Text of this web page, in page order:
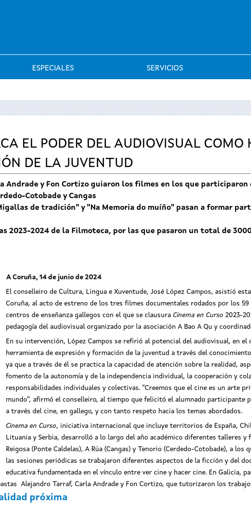
ESPECIALES SERVICIOS
EL PODER DEL AUDIOVISUAL COMO
DE LA JUVENTUD
Andrade y Fon Cortizo guiaron los filmes en los que
Cotobade y Cangas
de tradición" y "Na Memoria do muíño" pasan a formar
2023-2024 de la Filmoteca, por las que pasaron un total de
A Coruña, 14 de junio de 2024
El conselleiro de Cultura, Lingua e Xuventude, José López Campos, asistió
Coruña, al acto de estreno de los tres filmes documentales rodados por los 59
centros de enseñanza gallegos con el que se clausura Cinema en Curso 2023-
pedagogía del audiovisual organizado por la asociación A Bao A Qu y
En su intervención, López Campos se refirió al potencial del audiovisual, en el
herramienta de expresión y formación de la juventud a través del
ya que a través de él se practica la capacidad de atención sobre la realidad,
fomento de la autonomía y de la independencia individual, la cooperación y
responsabilidades individuales y colectivas. "Creemos que el cine es un arte
mundo", afirmó el conselleiro, al tiempo que felicitó el alumnado participante
a través del cine, en gallego, y con tanto respeto hacia los temas abordados.
Cinema en Curso, iniciativa internacional que incluye territorios de España,
Lituania y Serbia, desarrolló a lo largo del año académico diferentes talleres y
Reigosa (Ponte Caldelas), A Rúa (Cangas) y Tenorio (Cerdedo-Cotobade), a los
las sesiones periódicas se trabajaron diferentes aspectos de la ficción y del
educativa fundamentada en el vínculo entre ver cine y hacer cine. En Galicia,
Alejandro Tarraf, Carla Andrade y Fon Cortizo, que tutorizaron los
próxima